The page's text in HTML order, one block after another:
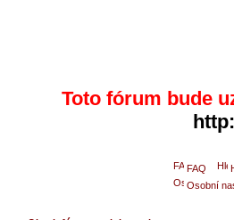
Toto fórum bude
FAQ
Osobní